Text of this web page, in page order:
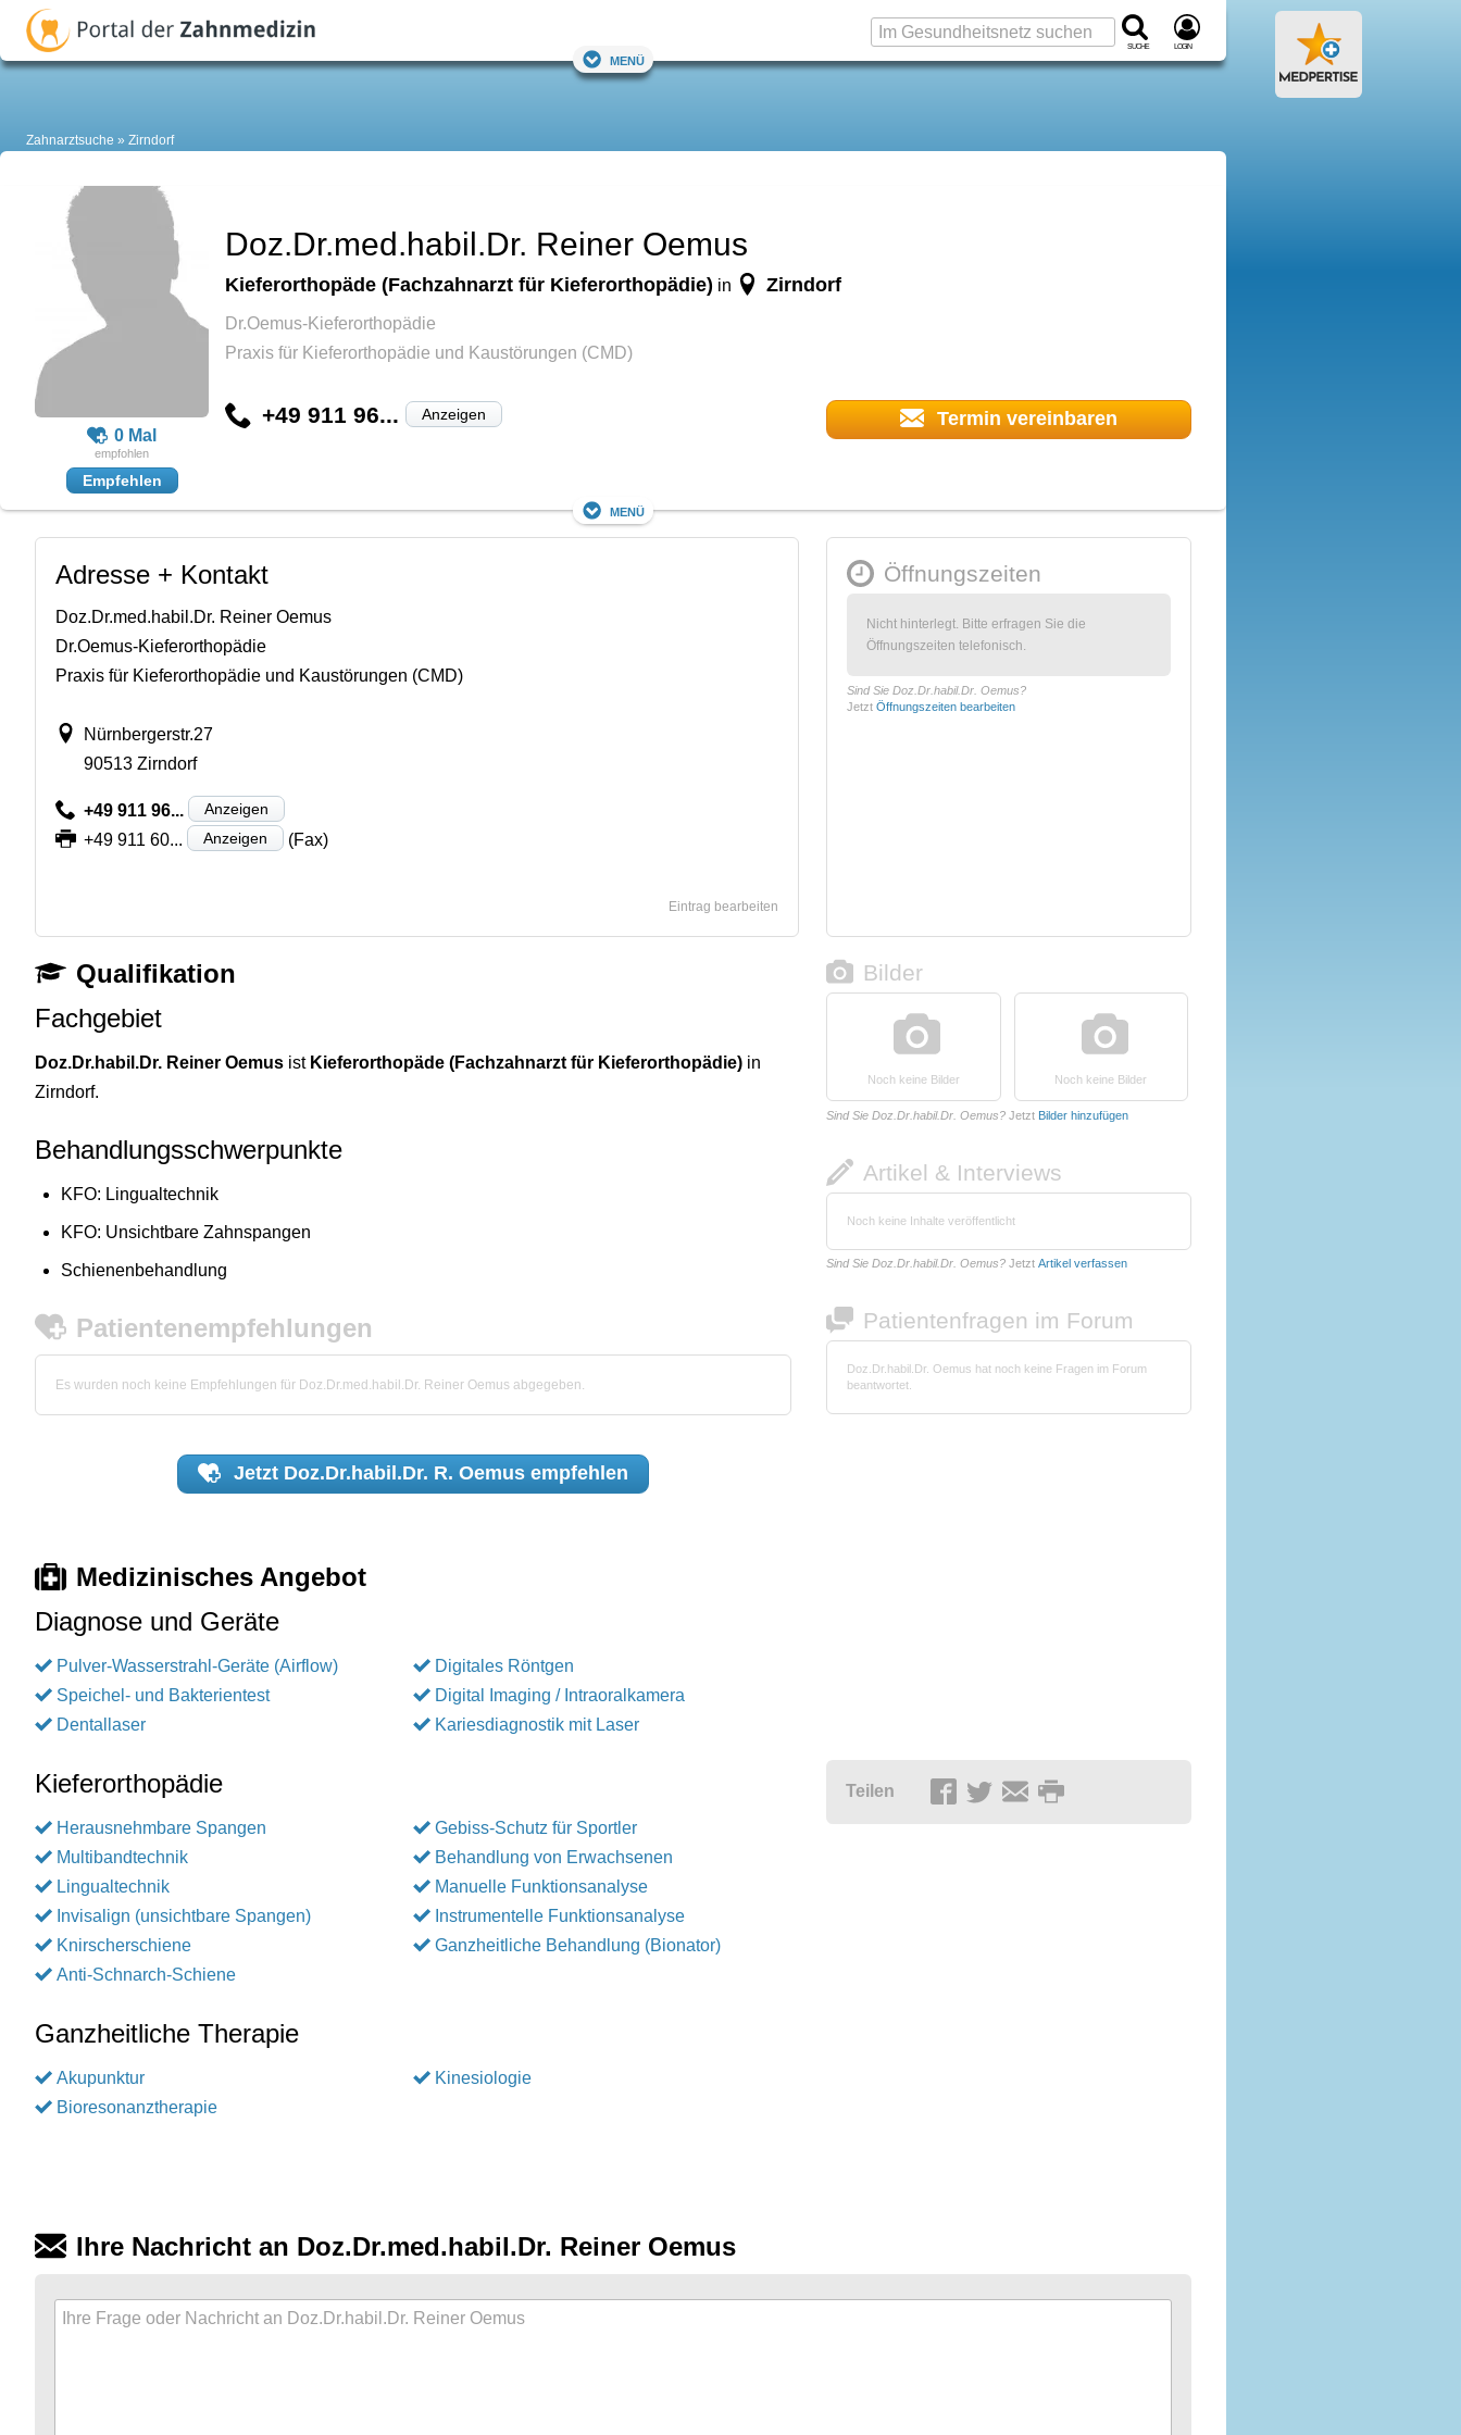
Suche Login
Menü
Zahnarztsuche Zirndorf
0 Mal
Empfehlen
Doz.Dr.med.habil.Dr. Reiner Oemus
Kieferorthopäde (Fachzahnarzt für Kieferorthopädie) in Zirndorf
Dr.Oemus-Kieferorthopädie
Praxis für Kieferorthopädie und Kaustörungen (CMD)
+49 911 96... Anzeigen Termin vereinbaren
Menü
Adresse + Kontakt
Doz.Dr.med.habil.Dr. Reiner Oemus
Dr.Oemus-Kieferorthopädie
Praxis für Kieferorthopädie und Kaustörungen (CMD)
Nürnbergerstr.27
90513 Zirndorf
+49 911 96... Anzeigen
+49 911 60... Anzeigen (Fax)
Eintrag bearbeiten
Öffnungszeiten
Nicht hinterlegt. Bitte erfragen Sie die
Öffnungszeiten telefonisch.
Sind Sie Doz.Dr.habil.Dr. Oemus?
Jetzt Öffnungszeiten bearbeiten
Qualifikation
Fachgebiet
Doz.Dr.habil.Dr. Reiner Oemus ist Kieferorthopäde (Fachzahnarzt für Kieferorthopädie) in
Zirndorf.
Behandlungsschwerpunkte
KFO: Lingualtechnik
KFO: Unsichtbare Zahnspangen
Schienenbehandlung
Patientenempfehlungen
Es wurden noch keine Empfehlungen für Doz.Dr.med.habil.Dr. Reiner Oemus abgegeben.
Jetzt Doz.Dr.habil.Dr. R. Oemus empfehlen
Medizinisches Angebot
Diagnose und Geräte
Pulver-Wasserstrahl-Geräte (Airflow)
Speichel- und Bakterientest
Dentallaser
Digitales Röntgen
Digital Imaging / Intraoralkamera
Kariesdiagnostik mit Laser
Kieferorthopädie
Herausnehmbare Spangen
Multibandtechnik
Lingualtechnik
Invisalign (unsichtbare Spangen)
Knirscherschiene
Anti-Schnarch-Schiene
Gebiss-Schutz für Sportler
Behandlung von Erwachsenen
Manuelle Funktionsanalyse
Instrumentelle Funktionsanalyse
Ganzheitliche Behandlung (Bionator)
Ganzheitliche Therapie
Akupunktur
Bioresonanztherapie
Kinesiologie
Bilder
Noch keine Bilder Noch keine Bilder
Sind Sie Doz.Dr.habil.Dr. Oemus? Jetzt Bilder hinzufügen
Artikel & Interviews
Noch keine Inhalte veröffentlicht
Sind Sie Doz.Dr.habil.Dr. Oemus? Jetzt Artikel verfassen
Patientenfragen im Forum
Doz.Dr.habil.Dr. Oemus hat noch keine Fragen im Forum
beantwortet.
Teilen
Ihre Nachricht an Doz.Dr.med.habil.Dr. Reiner Oemus